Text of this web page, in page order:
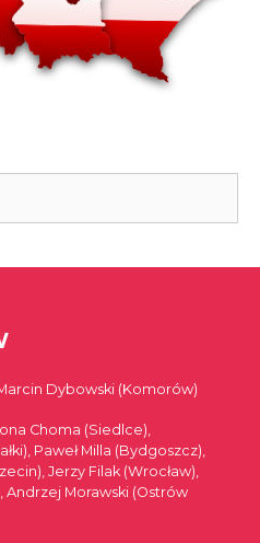
Dybowski (Komorów)
Choma (Siedlce),
Paweł Milla (Bydgoszcz),
Jerzy Filak (Wrocław),
Andrzej Morawski (Ostrów